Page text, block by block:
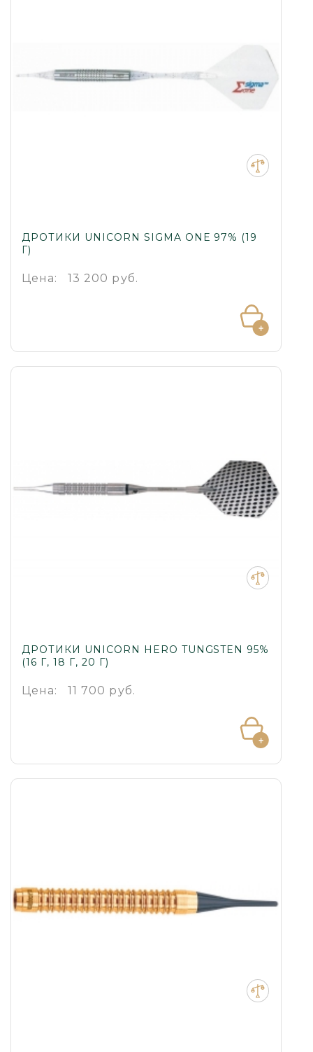
ДРОТИКИ UNICORN SIGMA ONE 97% (19
Г)
Цена: 13 200 руб.
ДРОТИКИ UNICORN HERO TUNGSTEN 95%
(16 Г, 18 Г, 20 Г)
Цена: 11 700 руб.